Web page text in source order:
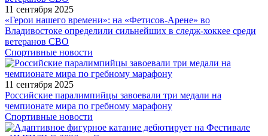
11 сентября 2025
«Герои нашего времени»: на «Фетисов-Арене» во
Владивостоке определили сильнейших в следж-хоккее среди
ветеранов СВО
Спортивные новости
11 сентября 2025
Российские паралимпийцы завоевали три медали на
чемпионате мира по гребному марафону
Спортивные новости